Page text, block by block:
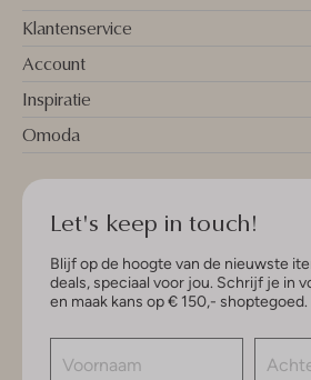
Klantenservice
Account
Inspiratie
Omoda
Let's keep in touch!
Blijf op de hoogte van de nieuwste
deals, speciaal voor jou. Schrijf je in
en maak kans op € 150,- shoptegoed.